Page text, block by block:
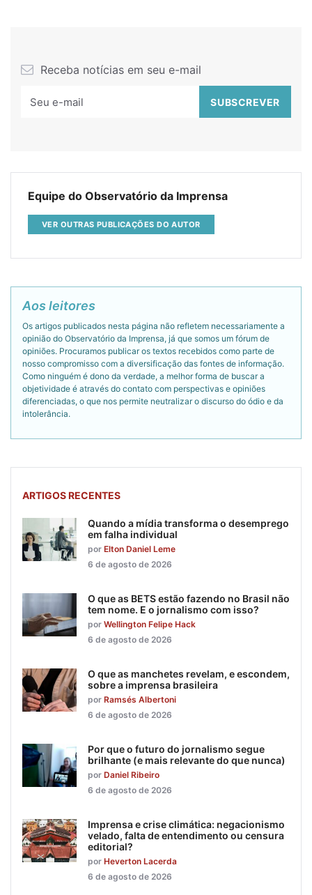
Receba notícias em seu e-mail
Equipe do Observatório da Imprensa
VER OUTRAS PUBLICAÇÕES DO AUTOR
Aos leitores
Os artigos publicados nesta página não refletem necessariamente a
opinião do Observatório da Imprensa, já que somos um fórum de
opiniões. Procuramos publicar os textos recebidos como parte de
nosso compromisso com a diversificação das fontes de informação.
Como ninguém é dono da verdade, a melhor forma de buscar a
objetividade é através do contato com perspectivas e opiniões
diferenciadas, o que nos permite neutralizar o discurso do ódio e da
intolerância.
ARTIGOS RECENTES
Quando a mídia transforma o desemprego
em falha individual
por Elton Daniel Leme
6 de agosto de 2026
O que as BETS estão fazendo no Brasil não
tem nome. E o jornalismo com isso?
por Wellington Felipe Hack
6 de agosto de 2026
O que as manchetes revelam, e escondem,
sobre a imprensa brasileira
por Ramsés Albertoni
6 de agosto de 2026
Por que o futuro do jornalismo segue
brilhante (e mais relevante do que nunca)
por Daniel Ribeiro
6 de agosto de 2026
Imprensa e crise climática: negacionismo
velado, falta de entendimento ou censura
editorial?
por Heverton Lacerda
6 de agosto de 2026